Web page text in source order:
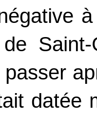
datée